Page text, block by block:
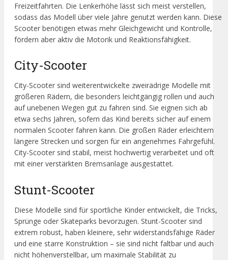
Freizeitfahrten. Die Lenkerhöhe lässt sich meist verstellen,
sodass das Modell über viele Jahre genutzt werden kann. Diese
Scooter benötigen etwas mehr Gleichgewicht und Kontrolle,
fördern aber aktiv die Motorik und Reaktionsfähigkeit.
City-Scooter
City-Scooter sind weiterentwickelte zweirädrige Modelle mit
größeren Rädern, die besonders leichtgängig rollen und auch
auf unebenen Wegen gut zu fahren sind. Sie eignen sich ab
etwa sechs Jahren, sofern das Kind bereits sicher auf einem
normalen Scooter fahren kann. Die großen Räder erleichtern
längere Strecken und sorgen für ein angenehmes Fahrgefühl.
City-Scooter sind stabil, meist hochwertig verarbeitet und oft
mit einer verstärkten Bremsanlage ausgestattet.
Stunt-Scooter
Diese Modelle sind für sportliche Kinder entwickelt, die Tricks,
Sprünge oder Skateparks bevorzugen. Stunt-Scooter sind
extrem robust, haben kleinere, sehr widerstandsfähige Räder
und eine starre Konstruktion – sie sind nicht faltbar und auch
nicht höhenverstellbar, um maximale Stabilität zu